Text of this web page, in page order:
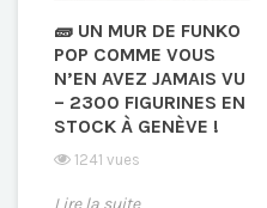
🧱 UN MUR DE FUNKO
POP COMME VOUS
N’EN AVEZ JAMAIS VU
– 2300 FIGURINES EN
STOCK À GENÈVE !
1241 vues
Lire la suite